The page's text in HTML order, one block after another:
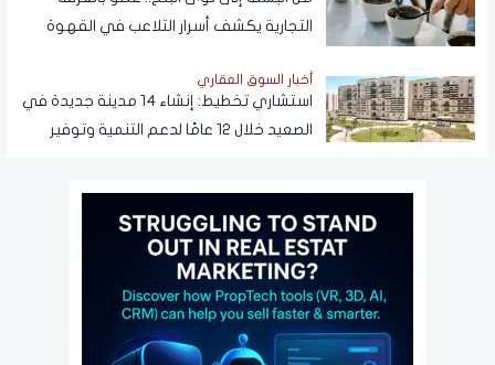
التجارية يكشف أسرار التلاعب في القهوة
أخبار السوق العقاري
استشاري تخطيط: إنشاء 14 مدينة جديدة في
الصعيد خلال 12 عامًا لدعم التنمية وتوفير